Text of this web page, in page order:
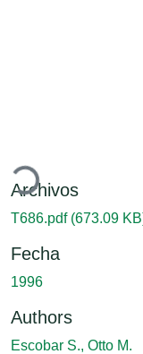
Archivos
T686.pdf (673.09
Fecha
1996
Authors
Escobar S., Otto M.